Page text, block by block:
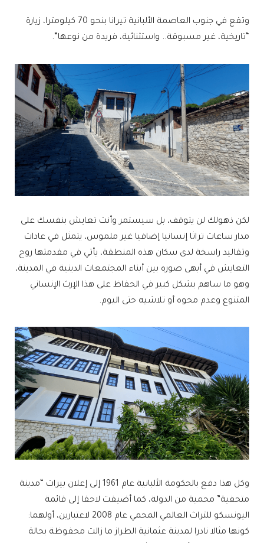
وتقع في جنوب العاصمة الألبانية تيرانا بنحو 70 كيلومترا، زيارة
“تاريخية، غير مسبوقة.. واستثنائية، فريدة من نوعها”.
لكن ذهولك لن يتوقف، بل سيستمر وأنت تعايش بنفسك على
مدار ساعات تراثا إنسانيا إضافيا غير ملموس، يتمثل في عادات
وتقاليد راسخة لدى سكان هذه المنطقة، يأتي في مقدمتها روح
التعايش في أبهى صوره بين أبناء المجتمعات الدينية في المدينة،
وهو ما ساهم بشكل كبير في الحفاظ على هذا الإرث الإنساني
المتنوع وعدم محوه أو تلاشيه حتى اليوم.
وكل هذا دفع بالحكومة الألبانية عام 1961 إلى إعلان بيرات “مدينة
متحفية” محمية من الدولة، كما أضيفت لاحقا إلى قائمة
اليونسكو للتراث العالمي المحمي عام 2008 لاعتبارين، أولهما:
كونها مثالا نادرا لمدينة عثمانية الطراز ما زالت محفوظة بحالة